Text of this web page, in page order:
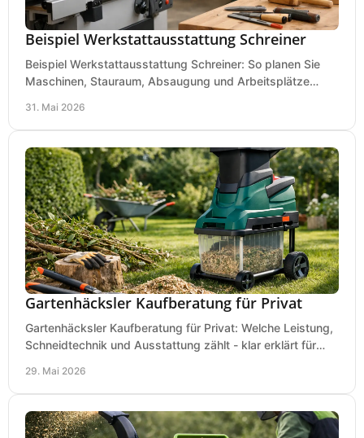
Beispiel Werkstattausstattung Schreiner
Beispiel Werkstattausstattung Schreiner: So planen Sie
Maschinen, Stauraum, Absaugung und Arbeitsplätze
31. Mai 2026
Gartenhäcksler Kaufberatung für Privat
Gartenhäcksler Kaufberatung für Privat: Welche Leistung,
Schneidtechnik und Ausstattung zählt - klar erklärt für
29. Mai 2026